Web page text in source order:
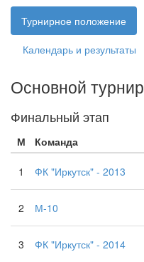
Турнирное положение
Календарь и результаты
Основной турнир
Финальный этап
М Команда
1 ФК "Иркутск" - 2013
2 М-10
3 ФК "Иркутск" - 2014